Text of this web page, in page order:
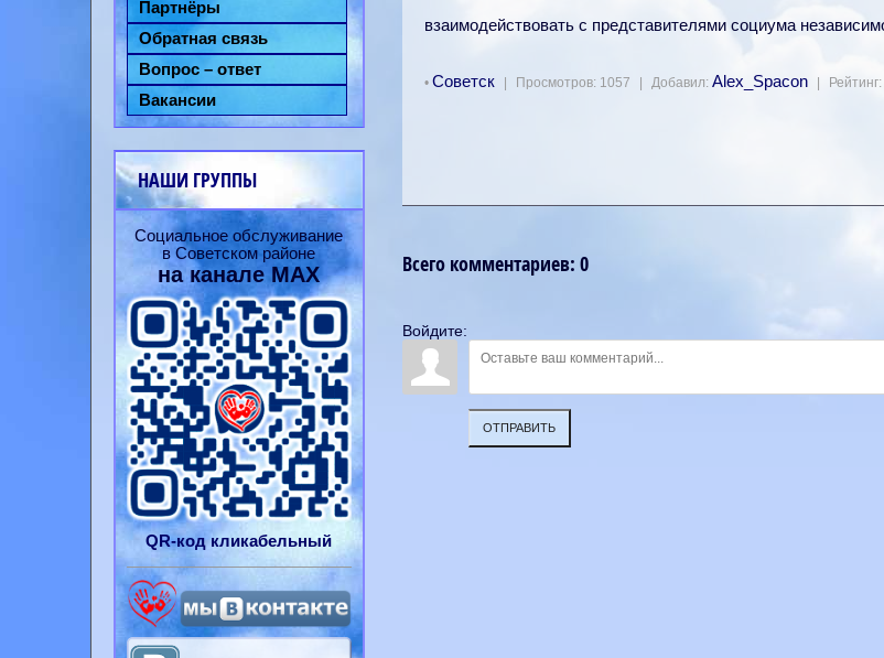
взаимодействовать с представителями социума
• Советск Просмотров: 1057 Добавил: Alex_Spacon Рейтинг:
Всего комментариев: 0
Войдите:
ОТПРАВИТЬ
Партнёры
Обратная связь
Вопрос – ответ
Вакансии
НАШИ ГРУППЫ
Социальное обслуживание
в Советском районе
на канале MAX
QR-кодкликабельный